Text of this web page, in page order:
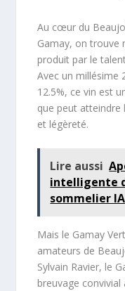
Au cœur du
Gamay, on trouve
produit par le
Avec un millésime
12.5%, ce vin est
que peut atteindre
et légèreté.
Lire aussi
intelligente
sommelier IA
Mais le Gamay
amateurs de
Sylvain Ravier, le
breuvage